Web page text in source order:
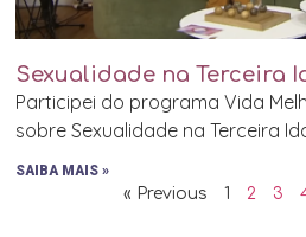
Sexualidade na Terceira
Participei do programa Vida
sobre Sexualidade na Terceira
SAIBA MAIS »
« Previous 1 2 3